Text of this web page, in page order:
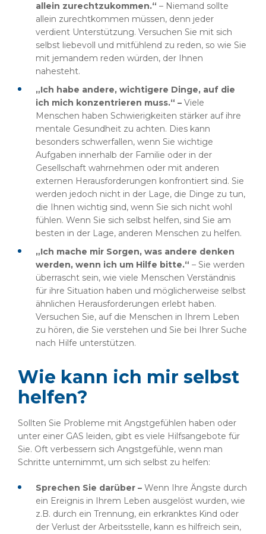
allein zurechtzukommen.“ – Niemand sollte
allein zurechtkommen müssen, denn jeder
verdient Unterstützung. Versuchen Sie mit sich
selbst liebevoll und mitfühlend zu reden, so wie Sie
mit jemandem reden würden, der Ihnen
nahesteht.
„Ich habe andere, wichtigere Dinge, auf die
ich mich konzentrieren muss.“ – Viele
Menschen haben Schwierigkeiten stärker auf ihre
mentale Gesundheit zu achten. Dies kann
besonders schwerfallen, wenn Sie wichtige
Aufgaben innerhalb der Familie oder in der
Gesellschaft wahrnehmen oder mit anderen
externen Herausforderungen konfrontiert sind. Sie
werden jedoch nicht in der Lage, die Dinge zu tun,
die Ihnen wichtig sind, wenn Sie sich nicht wohl
fühlen. Wenn Sie sich selbst helfen, sind Sie am
besten in der Lage, anderen Menschen zu helfen.
„Ich mache mir Sorgen, was andere denken
werden, wenn ich um Hilfe bitte.“ – Sie werden
überrascht sein, wie viele Menschen Verständnis
für ihre Situation haben und möglicherweise selbst
ähnlichen Herausforderungen erlebt haben.
Versuchen Sie, auf die Menschen in Ihrem Leben
zu hören, die Sie verstehen und Sie bei Ihrer Suche
nach Hilfe unterstützen.
Wie kann ich mir selbst
helfen?
Sollten Sie Probleme mit Angstgefühlen haben oder
unter einer GAS leiden, gibt es viele Hilfsangebote für
Sie. Oft verbessern sich Angstgefühle, wenn man
Schritte unternimmt, um sich selbst zu helfen:
Sprechen Sie darüber – Wenn Ihre Ängste durch
ein Ereignis in Ihrem Leben ausgelöst wurden, wie
z.B. durch ein Trennung, ein erkranktes Kind oder
der Verlust der Arbeitsstelle, kann es hilfreich sein,